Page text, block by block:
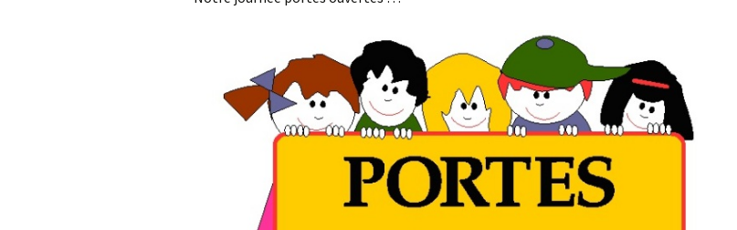
Communications école-
Le coin des maternelles
de Signeulx
Le coin des primaires de
Signeulx
La vie, le bonheur !
Facebook de l’école
La cantine
Plateforme numérique